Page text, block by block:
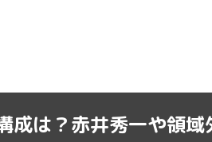
成は？赤井秀一や領域